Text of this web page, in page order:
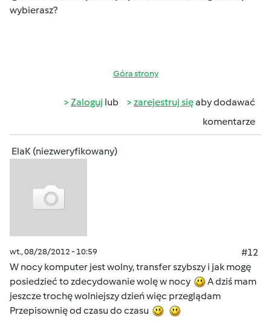
wybierasz?
Góra strony
Zaloguj lub zarejestruj sięaby dodawać
komentarze
ElaK (niezweryfikowany)
wt., 08/28/2012 - 10:59
#12
W nocy komputer jest wolny, transfer szybszy i jak mogę
posiedzieć to zdecydowanie wolę w nocy
A dziś mam
jeszcze trochę wolniejszy dzień więc przeglądam
Przepisownię od czasu do czasu